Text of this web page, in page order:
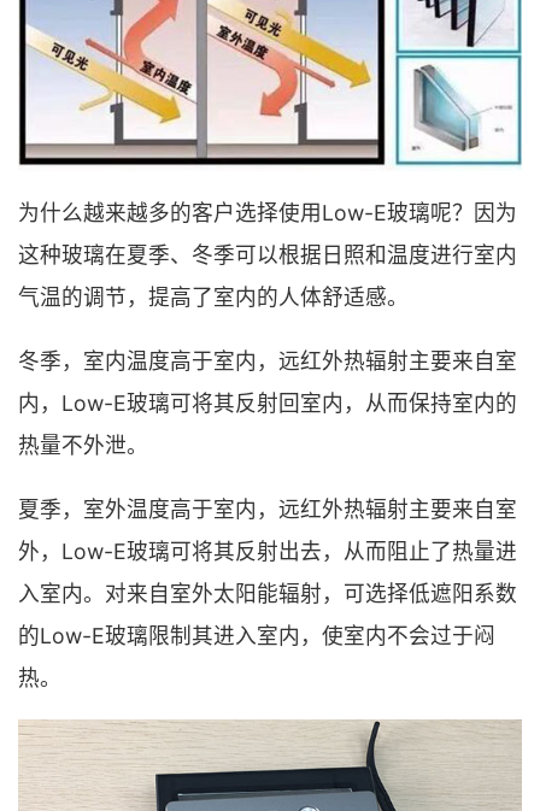
为什么越来越多的客户选择使用Low-E玻璃呢？因为
这种玻璃在夏季、冬季可以根据日照和温度进行室内
气温的调节，提高了室内的人体舒适感。
冬季，室内温度高于室内，远红外热辐射主要来自室
内，Low-E玻璃可将其反射回室内，从而保持室内的
热量不外泄。
夏季，室外温度高于室内，远红外热辐射主要来自室
外，Low-E玻璃可将其反射出去，从而阻止了热量进
入室内。对来自室外太阳能辐射，可选择低遮阳系数
的Low-E玻璃限制其进入室内，使室内不会过于闷
热。